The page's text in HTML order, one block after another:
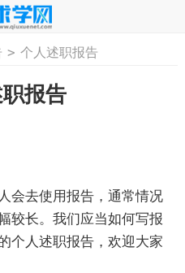
活动计划 学习计划
> 个人述职报告
报告
去使用报告，通常情况
较长。我们应当如何写报
个人述职报告，欢迎大家